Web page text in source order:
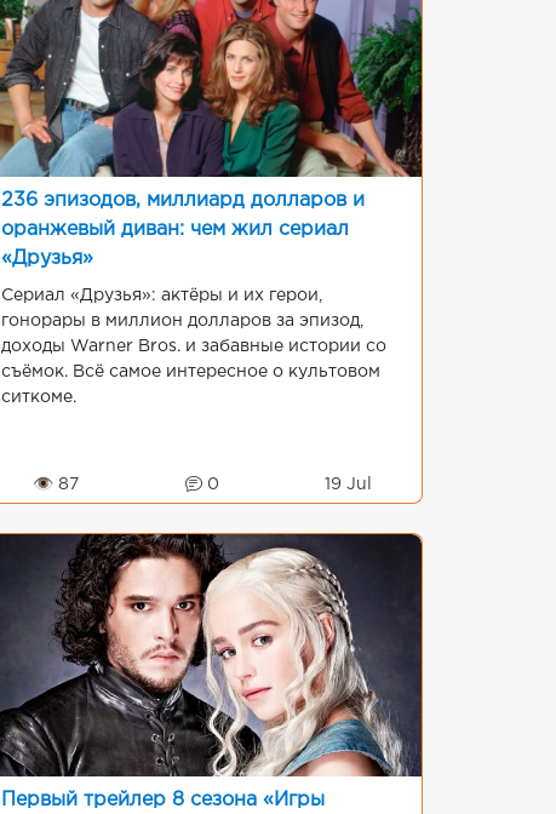
236 эпизодов, миллиард долларов и
оранжевый диван: чем жил сериал
«Друзья»
Сериал «Друзья»: актёры и их герои,
гонорары в миллион долларов за эпизод,
доходы Warner Bros. и забавные истории со
съёмок. Всё самое интересное о культовом
ситкоме.
👁 87 0 19 Jul
Первый трейлер 8 сезона «Игры